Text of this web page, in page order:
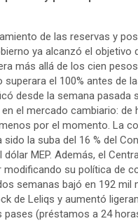
de las reservas y
ya alcanzó el objetivo
más allá de los cien
superara el 100% antes de
desde la semana pasada
el mercado cambiario: de
por el momento. La
sido la suba del 16 % del
dólar MEP. Además, el
modificando su política de
semanas bajó en 192 mil
de Leliqs y aumentó
pases (préstamos a 24